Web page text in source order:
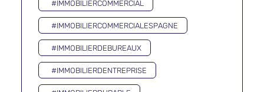
#IMMOBILIERCOMMERCIAL
#IMMOBILIERCOMMERCIALESPAGNE
#IMMOBILIERDEBUREAUX
#IMMOBILIERDENTREPRISE